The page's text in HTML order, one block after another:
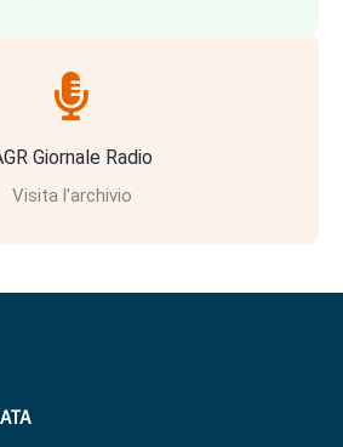
Giornale Radio
Visita l'archivio